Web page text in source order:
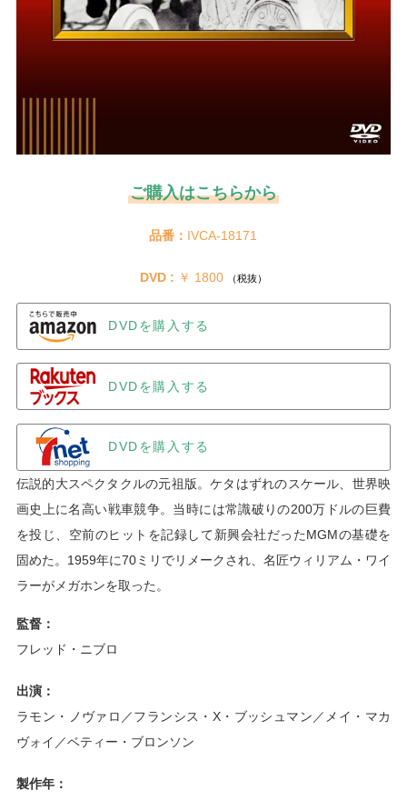
ご購入はこちらから
品番： IVCA-18171
DVD : ￥ 1800 （税抜）
DVDを購入する
DVDを購入する
DVDを購入する
伝説的大スペクタクルの元祖版。ケタはずれのスケール、世界映
画史上に名高い戦車競争。当時には常識破りの200万ドルの巨費
を投じ、空前のヒットを記録して新興会社だったMGMの基礎を
固めた。1959年に70ミリでリメークされ、名匠ウィリアム・ワイ
ラーがメガホンを取った。
監督：
フレッド・ニブロ
出演：
ラモン・ノヴァロ／フランシス・X・ブッシュマン／メイ・マカ
ヴォイ／ベティー・ブロンソン
製作年：